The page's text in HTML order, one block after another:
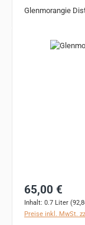
Glenmorangie
Bildergalerie
Regulärer Preis:
65,00 €
Inhalt: 0.7 Liter
Preise inkl. MwSt.